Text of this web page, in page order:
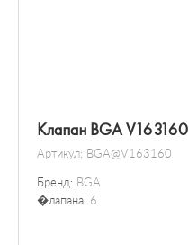
Клапан BGA V163160
Артикул: BGA@V163160
Бренд: BGA
�лапана: 6